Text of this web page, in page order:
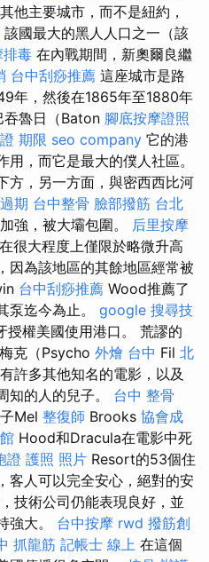
他主要城市，而不是紐約，
該國最大的黑人人口之一（該
排毒 在內戰期間，新奧爾良繼
台中刮痧推薦 這座城市是路
年，然後在1865年至1880年
吞魯日（Baton 腳底按摩證照
期限 seo company 它的港
，而它是最大的僕人社區。
方，另一方面，與密西西比河
期 台中整骨 臉部撥筋 台北
強，被大壩包圍。 后里按摩
很大程度上僅限於略微升高
因為該地區的其餘地區經常被
台中刮痧推薦 Wood推薦了
泵迄今為止。 google 搜尋技
授權美國使用港口。 荒謬的
克（Psycho 外燴 台中 Fil 北
許多其他知名的電影，以及
知的人的兒子。 台中 整骨
Mel 整復師 Brooks 協會成
Hood和Dracula在電影中死
證 護照 照片 Resort的53個住
客人可以完全安心，絕對的安
技術公司仍能表現良好，並
強大。 台中按摩 rwd 撥筋創
抓龍筋 記帳士 線上 在這個